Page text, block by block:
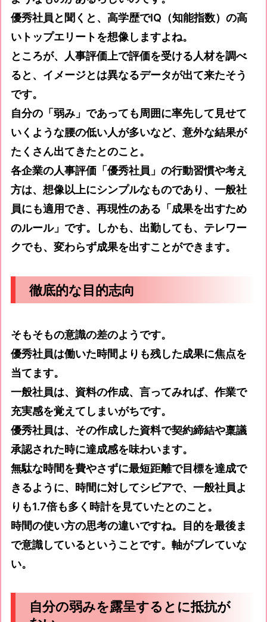
優秀社員と聞くと、高学歴でIQ（知能指数）の高
いトップエリートを想像しますよね。
ところが、人事評価上で評価を受ける人材を調べ
ると、イメージとは異なるデータが出て来たそう
です。
自分の「弱み」であっても周囲に率先して見せて
いくような腰の低い人が多いなど、意外な結果が
たくさん出てきたとのこと。
各企業の人事評価「優秀社員」の行動習慣や考え
方は、想像以上にシンプルなものであり、一般社
員にも適用でき、再現性のある「成果を出すため
のルール」です。しかも、出勤しても、テレワー
クでも、変わらず成果を出すことができます。
徹底的な目的志向
そもそもの意識の差のようです。
優秀社員は働いた時間よりも残した成果に焦点を
当てます。
一般社員は、資料の作成、言ってみれば、作業で
充実感を覚えてしまいがちです。
優秀社員は、その作成した資料で契約締結や稟議
承認された時に達成感を味わいます。
無駄な時間を費やさずに最短距離で目標を達成で
きるように、時間に対してシビアで、一般社員よ
りも1.7倍も多く時計を見ていたとのこと。
時間の使い方の思考の違いですね。目的を最後ま
で意識しているということです。軸がブレていな
い。
自分の弱みを露呈するとに抵抗が